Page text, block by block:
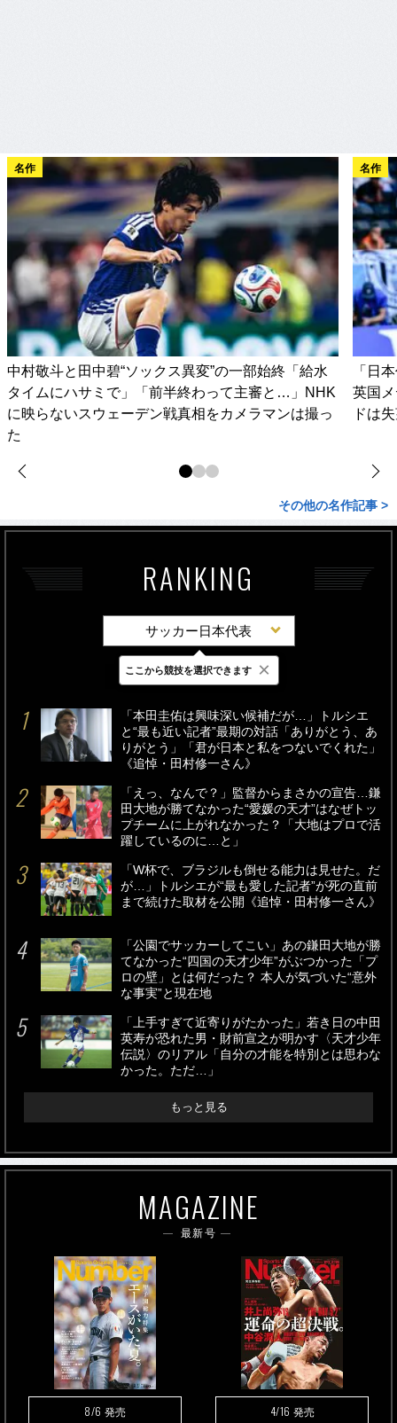
名作
中村敬斗と田中碧“ソックス異変”の一部始終「給水
タイムにハサミで」「前半終わって主審と…」NHK
に映らないスウェーデン戦真相をカメラマンは撮っ
た
名作
「日
英国
ドは
その他の名作記事 >
RANKING
サッカー日本代表
最新 24時間 週間
「本田圭佑は興味深い候補だが…」トルシエ
と“最も近い記者”最期の対話「ありがとう、あ
りがとう」「君が日本と私をつないでくれた」
《追悼・田村修一さん》
「えっ、なんで？」監督からまさかの宣告…鎌
田大地が勝てなかった“愛媛の天才”はなぜトッ
プチームに上がれなかった？「大地はプロで活
躍しているのに…と」
「W杯で、ブラジルも倒せる能力は見せた。だ
が…」トルシエが“最も愛した記者”が死の直前
まで続けた取材を公開《追悼・田村修一さん》
「公園でサッカーしてこい」あの鎌田大地が勝
てなかった“四国の天才少年”がぶつかった「プ
ロの壁」とは何だった？ 本人が気づいた“意外
な事実”と現在地
「上手すぎて近寄りがたかった」若き日の中田
英寿が恐れた男・財前宣之が明かす〈天才少年
伝説〉のリアル「自分の才能を特別とは思わな
かった。ただ…」
もっと見る
MAGAZINE
最新号
8/6 発売 4/16 発売
ここから競技を選択できます ×